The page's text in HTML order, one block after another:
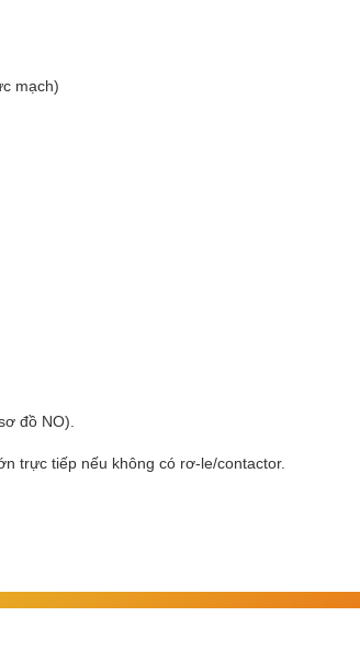
mạch)
đồ NO).
trực tiếp nếu không có rơ-le/contactor.